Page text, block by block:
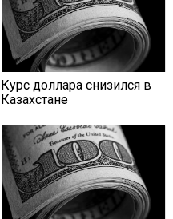
Курс доллара снизился в
Казахстане